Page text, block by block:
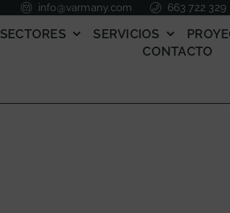
info@varmany.com 663 722 329
SECTORES SERVICIOS
CONTACTO